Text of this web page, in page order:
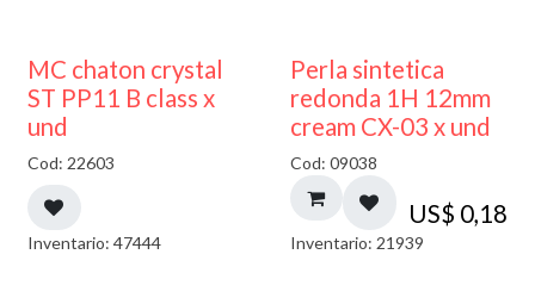
MC chaton crystal
ST PP11 B class x
und
Cod: 22603
Inventario: 47444
Perla sintetica
redonda 1H 12mm
cream CX-03 x und
Cod: 09038
US$ 0,18
Inventario: 21939